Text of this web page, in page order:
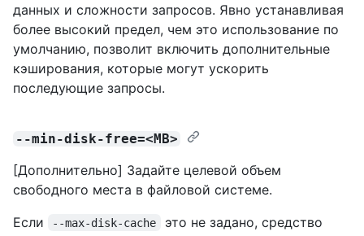
данных и сложности запросов. Явно устанавливая
более высокий предел, чем это использование по
умолчанию, позволит включить дополнительные
кэширования, которые могут ускорить
последующие запросы.
--min-disk-free=<MB>
[Дополнительно] Задайте целевой объем
свободного места в файловой системе.
Если
--max-disk-cache
это не задано, средство